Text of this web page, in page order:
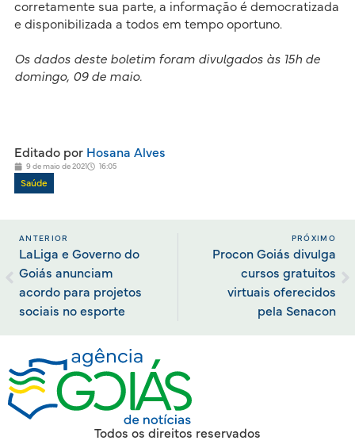
corretamente sua parte, a informação é democratizada
e disponibilizada a todos em tempo oportuno.
Os dados deste boletim foram divulgados às 15h de
domingo, 09 de maio.
Editado porHosana Alves
9 de maio de 2021 16:05
Saúde
ANTERIOR
LaLiga e Governo do
Goiás anunciam
acordo para projetos
sociais no esporte
PRÓXIMO
Procon Goiás divulga
cursos gratuitos
virtuais oferecidos
pela Senacon
Todos os direitos reservados